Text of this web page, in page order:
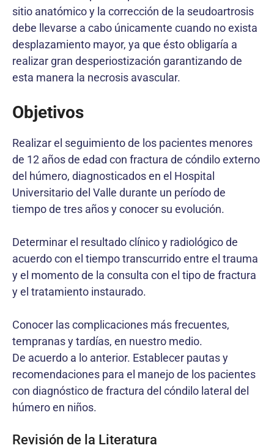
sitio anatómico y la corrección de la seudoartrosis
debe llevarse a cabo únicamente cuando no exista
desplazamiento mayor, ya que ésto obligaría a
realizar gran desperiostización garantizando de
esta manera la necrosis avascular.
Objetivos
Realizar el seguimiento de los pacientes menores
de 12 años de edad con fractura de cóndilo externo
del húmero, diagnosticados en el Hospital
Universitario del Valle durante un período de
tiempo de tres años y conocer su evolución.
Determinar el resultado clínico y radiológico de
acuerdo con el tiempo transcurrido entre el trauma
y el momento de la consulta con el tipo de fractura
y el tratamiento instaurado.
Conocer las complicaciones más frecuentes,
tempranas y tardías, en nuestro medio.
De acuerdo a lo anterior. Establecer pautas y
recomendaciones para el manejo de los pacientes
con diagnóstico de fractura del cóndilo lateral del
húmero en niños.
Revisión de la Literatura